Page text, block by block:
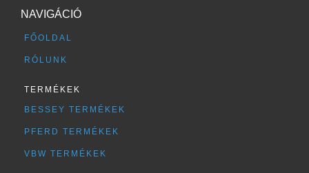
NAVIGÁCIÓ
FŐOLDAL
RÓLUNK
TERMÉKEK
BESSEY TERMÉKEK
PFERD TERMÉKEK
VBW TERMÉKEK